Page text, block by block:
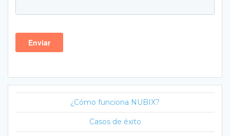
¿Cómo funciona NUBIX?
Casos de éxito